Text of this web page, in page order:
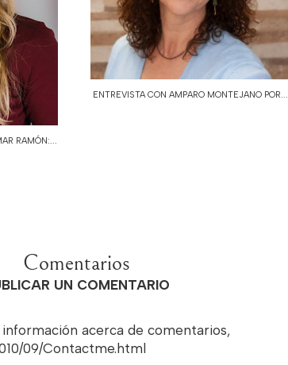
RAMÓN:...
ENTREVISTA CON AMPARO MONTEJANO POR...
Comentarios
UN COMENTARIO
acerca de comentarios,
09/Contactme.html